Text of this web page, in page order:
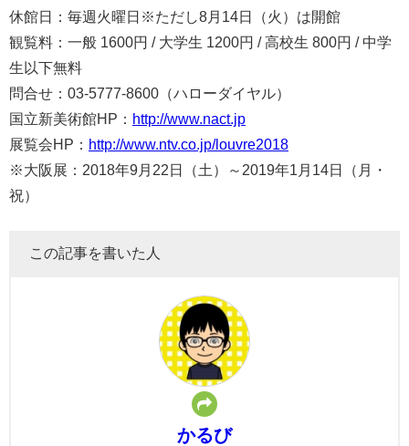
休館日：毎週火曜日※ただし8月14日（火）は開館
観覧料：一般 1600円 / 大学生 1200円 / 高校生 800円 / 中学
生以下無料
問合せ：03-5777-8600（ハローダイヤル）
国立新美術館HP： http://www.nact.jp
展覧会HP： http://www.ntv.co.jp/louvre2018
※大阪展：2018年9月22日（土）～2019年1月14日（月・
祝）
この記事を書いた人
かるび